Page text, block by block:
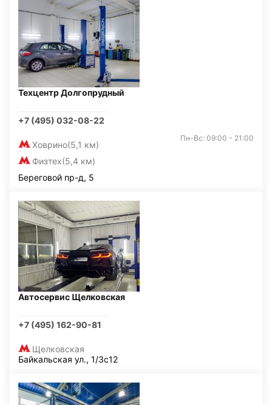
Техцентр Долгопрудный
+7 (495) 032-08-22
Ховрино(5,1 км)
Физтех(5,4 км)
Пн-Вс: 09:00 - 21:00
Береговой пр-д, 5
Автосервис Щелковская
+7 (495) 162-90-81
Щелковская
Байкальская ул., 1/3с12